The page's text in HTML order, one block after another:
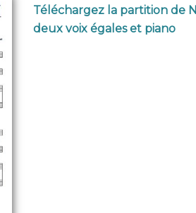
Téléchargez la partition de
deux voix égales et piano